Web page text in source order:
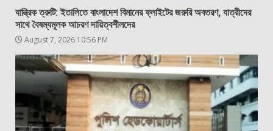
যান্ত্রিক ত্রুটি: ইতালিতে বাংলাদেশ বিমানের ফ্লাইটের জরুরি অবতরণ, যাত্রীদের
সাথে বৈষম্যমূলক আচরণ দায়িত্বশীলদের
August 7, 2026 10:56 PM